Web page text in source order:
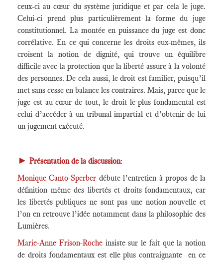
ceux-ci au cœur du système juridique et par cela le juge.
Celui-ci prend plus particulièrement la forme du juge
constitutionnel. La montée en puissance du juge est donc
corrélative. En ce qui concerne les droits eux-mêmes, ils
croisent la notion de dignité, qui trouve un équilibre
difficile avec la protection que la liberté assure à la volonté
des personnes. De cela aussi, le droit est familier, puisqu’il
met sans cesse en balance les contraires. Mais, parce que le
juge est au cœur de tout, le droit le plus fondamental est
celui d’accéder à un tribunal impartial et d’obtenir de lui
un jugement exécuté.
► Présentation de la discussion:
Monique Canto-Sperber débute l’entretien à propos de la
définition même des libertés et droits fondamentaux, car
les libertés publiques ne sont pas une notion nouvelle et
l’on en retrouve l’idée notamment dans la philosophie des
Lumières.
Marie-Anne Frison-Roche insiste sur le fait que la notion
de droits fondamentaux est elle plus contraignante en ce